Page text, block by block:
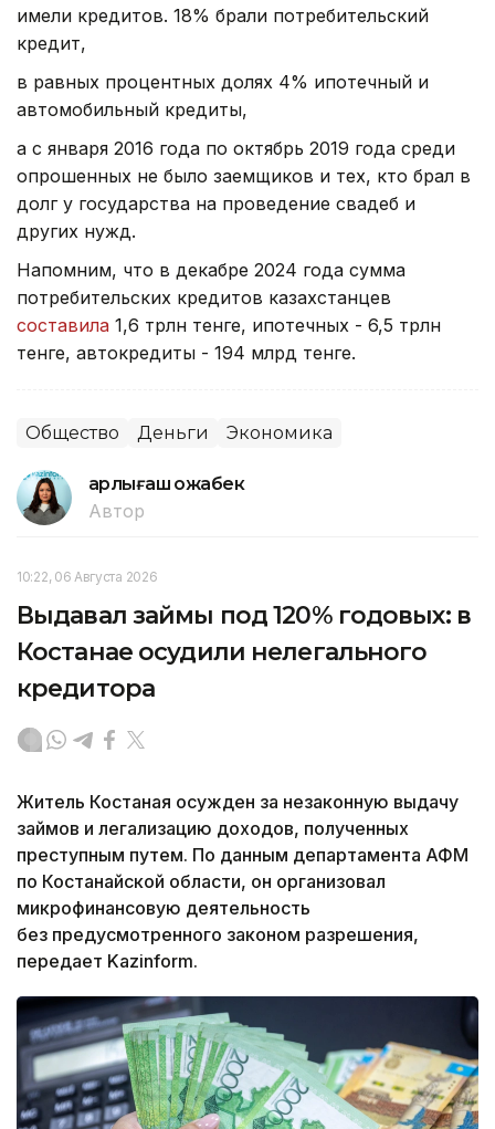
имели кредитов. 18% брали потребительский
кредит,
в равных процентных долях 4% ипотечный и
автомобильный кредиты,
а с января 2016 года по октябрь 2019 года среди
опрошенных не было заемщиков и тех, кто брал в
долг у государства на проведение свадеб и
других нужд.
Напомним, что в декабре 2024 года сумма
потребительских кредитов казахстанцев
составила 1,6 трлн тенге, ипотечных - 6,5 трлн
тенге, автокредиты - 194 млрд тенге.
Общество Деньги Экономика
Қарлығаш Қожабек
Автор
10:22, 06 Августа 2026
Выдавал займы под 120% годовых: в
Костанае осудили нелегального
кредитора
Житель Костаная осужден за незаконную выдачу
займов и легализацию доходов, полученных
преступным путем. По данным департамента АФМ
по Костанайской области, он организовал
микрофинансовую деятельность
без предусмотренного законом разрешения,
передает Kazinform.